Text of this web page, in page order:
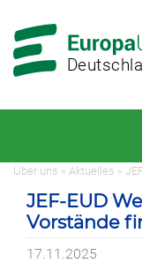
Hauptnavigation
Hauptbereich
Über uns » Aktuelles »
JEF-EUD
Vorstände
17.11.2025